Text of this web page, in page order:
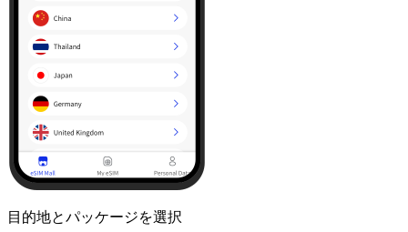
目的地とパッケージを選択